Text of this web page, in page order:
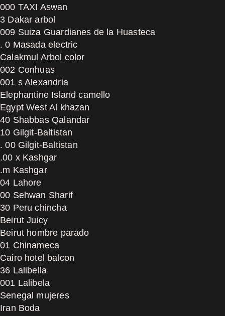
000 TAXI Aswan
3 Dakar arbol
009 Suiza Guardianes de la Huasteca
. 0 Masada electric
Calakmul Arbol color
002 Conhuas
001 s Alexandria
Elephantine Island camello
Egypt West Al khazan
40 Shabbas Qalandar
10 Gilgit-Baltistan
. 00 Gilgit-Baltistan
.00 x Kashgar
.m Kashgar
04 Lahore
00 Sehwan Sharif
30 Peru chincha
Beirut Juicy
Beirut hombre parado
01 Chinameca
Cairo hotel balcon
36 Lalibella
001 Lalibela
Senegal mujeres
Iran Boda